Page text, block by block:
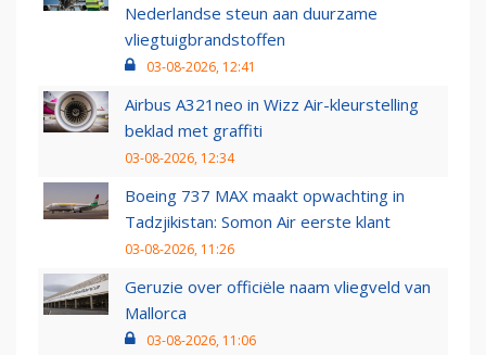
Nederlandse steun aan duurzame
vliegtuigbrandstoffen
03-08-2026, 12:41
Airbus A321neo in Wizz Air-kleurstelling
beklad met graffiti
03-08-2026, 12:34
Boeing 737 MAX maakt opwachting in
Tadzjikistan: Somon Air eerste klant
03-08-2026, 11:26
Geruzie over officiële naam vliegveld van
Mallorca
03-08-2026, 11:06